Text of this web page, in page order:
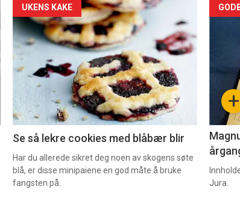
Forsiden
akkurat
nå
2
UKENS KAKE
Se så lekre cookies med blåbær blir
Har du allerede sikret deg noen av skogens søte
blå, er disse minipaiene en god måte å bruke
fangsten på.
nå
+
Jura.